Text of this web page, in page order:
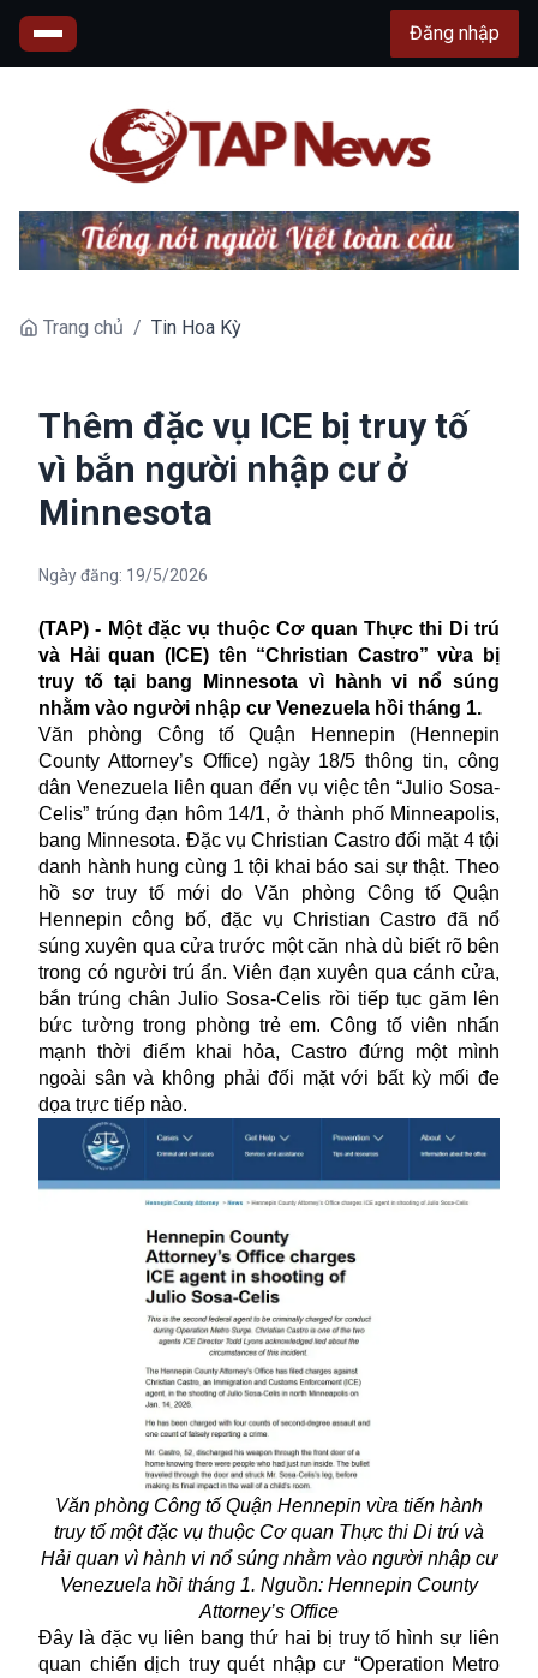
Đăng nhập
Trang chủ / Tin Hoa Kỳ
Thêm đặc vụ ICE bị truy tố
vì bắn người nhập cư ở
Minnesota
Ngày đăng: 19/5/2026
(TAP) - Một đặc vụ thuộc Cơ quan Thực thi Di trú
và Hải quan (ICE) tên “Christian Castro” vừa bị
truy tố tại bang Minnesota vì hành vi nổ súng
nhằm vào người nhập cư Venezuela hồi tháng 1.
Văn phòng Công tố Quận Hennepin (Hennepin
County Attorney’s Office) ngày 18/5 thông tin, công
dân Venezuela liên quan đến vụ việc tên “Julio Sosa-
Celis” trúng đạn hôm 14/1, ở thành phố Minneapolis,
bang Minnesota. Đặc vụ Christian Castro đối mặt 4 tội
danh hành hung cùng 1 tội khai báo sai sự thật. Theo
hồ sơ truy tố mới do Văn phòng Công tố Quận
Hennepin công bố, đặc vụ Christian Castro đã nổ
súng xuyên qua cửa trước một căn nhà dù biết rõ bên
trong có người trú ẩn. Viên đạn xuyên qua cánh cửa,
bắn trúng chân Julio Sosa-Celis rồi tiếp tục găm lên
bức tường trong phòng trẻ em. Công tố viên nhấn
mạnh thời điểm khai hỏa, Castro đứng một mình
ngoài sân và không phải đối mặt với bất kỳ mối đe
dọa trực tiếp nào.
Văn phòng Công tố Quận Hennepin vừa tiến hành
truy tố một đặc vụ thuộc Cơ quan Thực thi Di trú và
Hải quan vì hành vi nổ súng nhằm vào người nhập cư
Venezuela hồi tháng 1. Nguồn: Hennepin County
Attorney’s Office
Đây là đặc vụ liên bang thứ hai bị truy tố hình sự liên
quan chiến dịch truy quét nhập cư “Operation Metro